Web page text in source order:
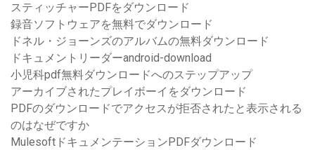
スティッチャーPDFをダウンロード
録音ソフトウェアを無料でダウンロード
ドネル・ジョーンズのアルバムの無料ダウンロード
ドキュメントリーダーandroid-download
小児科pdf無料ダウンロードへのステップアップ
アーカイブされたプレイボーイをダウンロード
PDFのダウンロードでアクセスが拒否されたと表示される
のはなぜですか
MulesoftドキュメンテーションPDFダウンロード